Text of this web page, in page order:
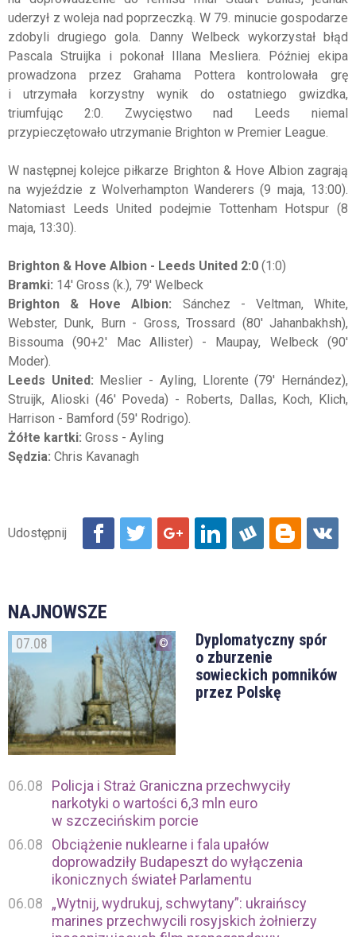
uderzył z woleja nad poprzeczką. W 79. minucie gospodarze
zdobyli drugiego gola. Danny Welbeck wykorzystał błąd
Pascala Struijka i pokonał Illana Mesliera. Później ekipa
prowadzona przez Grahama Pottera kontrolowała grę
i utrzymała korzystny wynik do ostatniego gwizdka,
triumfując 2:0. Zwycięstwo nad Leeds niemal
przypieczętowało utrzymanie Brighton w Premier League.
W następnej kolejce piłkarze Brighton & Hove Albion zagrają
na wyjeździe z Wolverhampton Wanderers (9 maja, 13:00).
Natomiast Leeds United podejmie Tottenham Hotspur (8
maja, 13:30).
Brighton & Hove Albion - Leeds United 2:0 (1:0)
Bramki: 14' Gross (k.), 79' Welbeck
Brighton
& Hove Albion: Sánchez - Veltman, White,
Webster, Dunk, Burn - Gross, Trossard (80' Jahanbakhsh),
Bissouma (90+2' Mac Allister) - Maupay, Welbeck (90'
Moder).
Leeds United: Meslier - Ayling, Llorente (79' Hernández),
Struijk, Alioski (46' Poveda) - Roberts, Dallas, Koch, Klich,
Harrison - Bamford (59' Rodrigo).
Żółte kartki: Gross - Ayling
Sędzia: Chris Kavanagh
NAJNOWSZE
07.08
Dyplomatyczny spór
o zburzenie
sowieckich pomników
przez Polskę
06.08
Policja i Straż Graniczna przechwyciły
narkotyki o wartości 6,3 mln euro
w szczecińskim porcie
06.08
Obciążenie nuklearne i fala upałów
doprowadziły Budapeszt do wyłączenia
ikonicznych świateł Parlamentu
06.08
„Wytnij, wydrukuj, schwytany”: ukraińscy
marines przechwycili rosyjskich żołnierzy